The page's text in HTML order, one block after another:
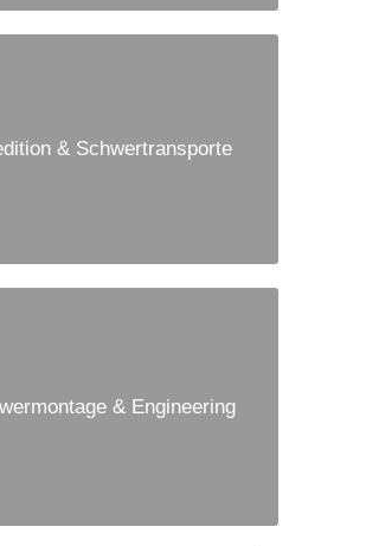
& Schwertransporte
& Engineering